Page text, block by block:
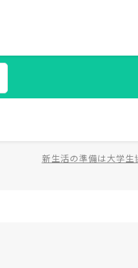
新生活の準備は大学生